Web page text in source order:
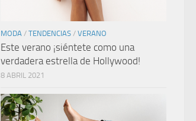
MODA / TENDENCIAS / VERANO
Este verano ¡siéntete como una
verdadera estrella de Hollywood!
8 ABRIL 2021